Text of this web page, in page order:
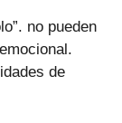
no pueden
de